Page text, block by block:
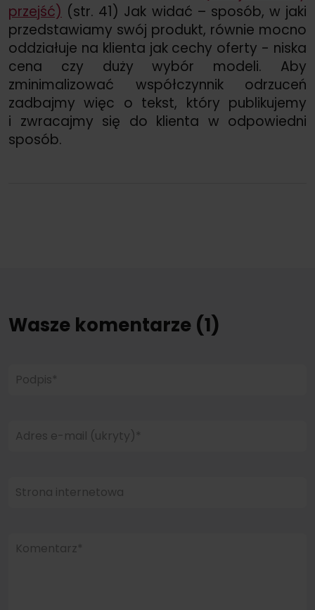
przejść) (str. 41) Jak widać – sposób, w jaki
przedstawiamy swój produkt, równie mocno
oddziałuje na klienta jak cechy oferty - niska
cena czy duży wybór modeli. Aby
zminimalizować współczynnik odrzuceń
zadbajmy więc o tekst, który publikujemy
i zwracajmy się do klienta w odpowiedni
sposób.
Wasze komentarze (1)
Podpis*
Adres e-mail (ukryty)*
Strona internetowa
Komentarz*